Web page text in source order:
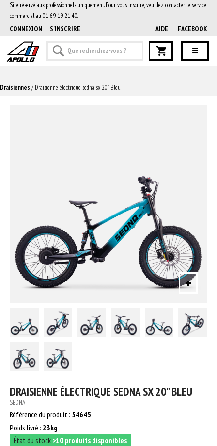
Site réservé aux professionnels uniquement. Pour vous inscrire, veuillez contacter le service
commercial au 01 69 19 21 40.
CONNEXION S'INSCRIRE AIDE FACEBOOK
Draisiennes / Draisienne électrique sedna sx 20" Bleu
+
DRAISIENNE ÉLECTRIQUE SEDNA SX 20" BLEU
SEDNA
Référence du produit : 54645
Poids livré : 23kg
État du stock >10 produits disponibles